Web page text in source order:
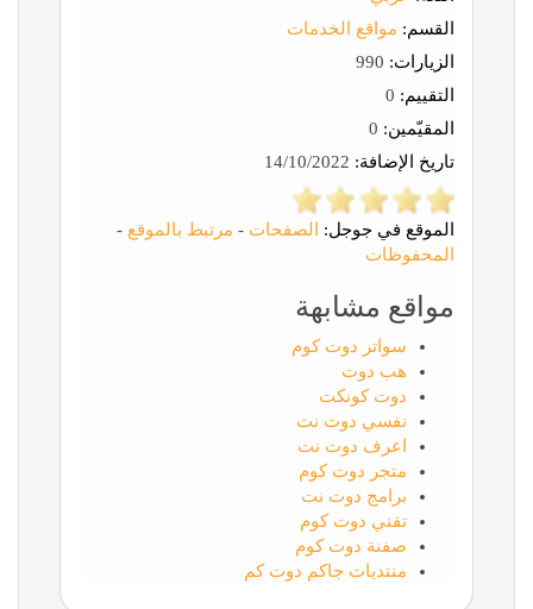
القسم: مواقع الخدمات
الزيارات:
التقييم:
المقيّمين:
تاريخ الإضافة:
الموقع في جوجل: الصفحات - مرتبط بالموقع -
المحفوظات
مواقع مشابهة
سواتر دوت كوم
هب دوت
دوت كونكت
نفسي دوت نت
اعرف دوت نت
متجر دوت كوم
برامج دوت نت
تقني دوت كوم
صفنة دوت كوم
منتديات جاكم دوت كم